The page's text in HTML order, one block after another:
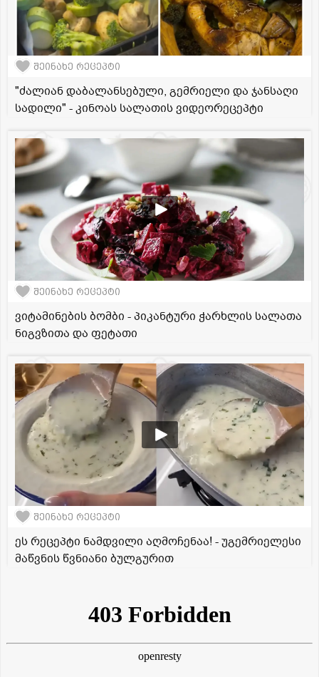
შეინახე რეცეპტი
"ძალიან დაბალანსებული, გემრიელი და ჯანსაღი
სადილი" - კინოას სალათის ვიდეორეცეპტი
შეინახე რეცეპტი
ვიტამინების ბომბი - პიკანტური ჭარხლის სალათა
ნიგვზითა და ფეტათი
შეინახე რეცეპტი
ეს რეცეპტი ნამდვილი აღმოჩენაა! - უგემრიელესი
მაწვნის წვნიანი ბულგურით